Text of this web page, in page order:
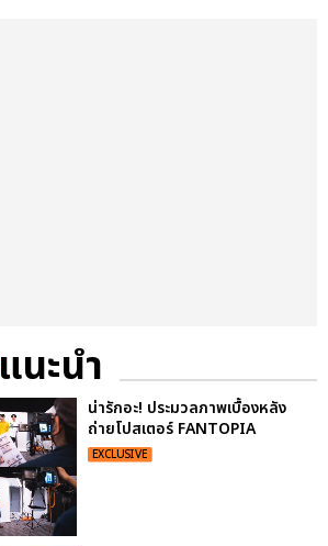
แนะนำ
น่ารักอะ! ประมวลภาพเบื้องหลัง
ถ่ายโปสเตอร์ FANTOPIA
EXCLUSIVE